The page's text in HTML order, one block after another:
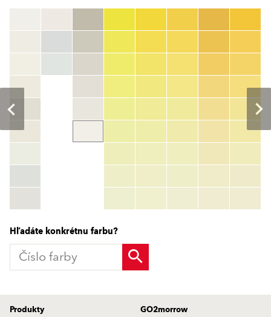
Číslo farby
color_name
HEX:hex_code
TSR:tsr_code
Zistiť viac
Hľadáte konkrétnu farbu?
Produkty
GO2morrow